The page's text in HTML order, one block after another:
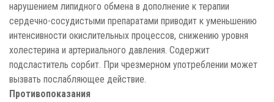
нарушением липидного обмена в дополнение к терапии
сердечно-сосудистыми препаратами приводит к уменьшению
интенсивности окислительных процессов, снижению уровня
холестерина и артериального давления. Содержит
подсластитель сорбит. При чрезмерном употреблении может
вызвать послабляющее действие.
Противопоказания